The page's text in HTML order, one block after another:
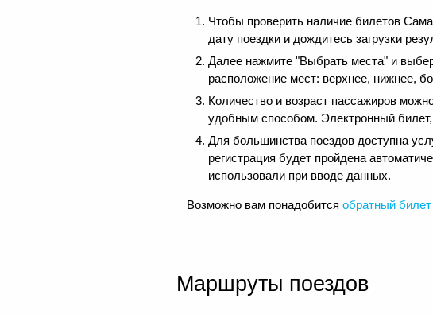
Чтобы проверить наличие билетов
дату поездки и дождитесь загрузки
Далее нажмите "Выбрать места" и
расположение мест: верхнее, нижнее,
Количество и возраст пассажиров
удобным способом. Электронный
Для большинства поездов доступна
регистрация будет пройдена
использовали при вводе данных.
Возможно вам понадобится обратный
Маршруты поездов